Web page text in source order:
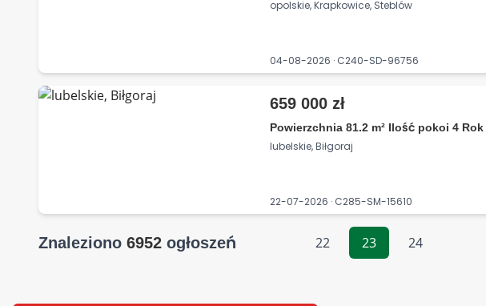
opolskie, Krapkowice, Steblów
04-08-2026 · C240-SD-96756
659 000 zł
Powierzchnia 81.2 m² Ilość pokoi 4
lubelskie, Biłgoraj
22-07-2026 · C285-SM-15610
Znaleziono 6952 ogłoszeń 22 23 24